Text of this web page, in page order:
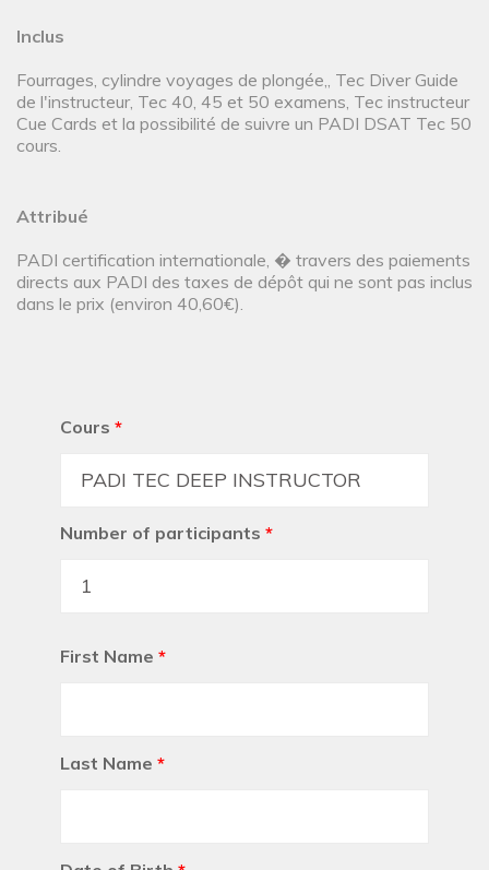
Inclus
Fourrages, cylindre voyages de plongée,, Tec Diver Guide
de l'instructeur, Tec 40, 45 et 50 examens, Tec instructeur
Cue Cards et la possibilité de suivre un PADI DSAT Tec 50
cours.
Attribué
PADI certification internationale, � travers des paiements
directs aux PADI des taxes de dépôt qui ne sont pas inclus
dans le prix (environ 40,60€).
Cours *
Number of participants *
First Name *
Last Name *